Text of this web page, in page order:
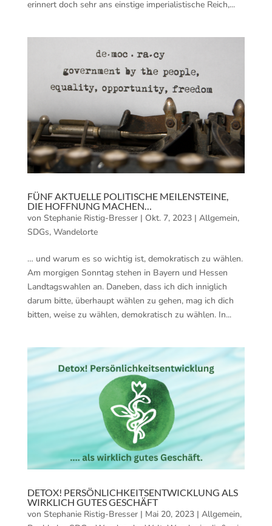
erinnert doch sehr ans einstige imperialistische Reich,...
FÜNF AKTUELLE POLITISCHE MEILENSTEINE,
DIE HOFFNUNG MACHEN…
von Stephanie Ristig-Bresser| Okt. 7, 2023| Allgemein,
SDGs, Wandelorte
… und warum es so wichtig ist, demokratisch zu wählen.
Am morgigen Sonntag stehen in Bayern und Hessen
Landtagswahlen an. Daneben, dass ich dich inniglich
darum bitte, überhaupt wählen zu gehen, mag ich dich
bitten, weise zu wählen, demokratisch zu wählen. In...
DETOX! PERSÖNLICHKEITSENTWICKLUNG ALS
WIRKLICH GUTES GESCHÄFT
von Stephanie Ristig-Bresser| Mai 20, 2023| Allgemein,